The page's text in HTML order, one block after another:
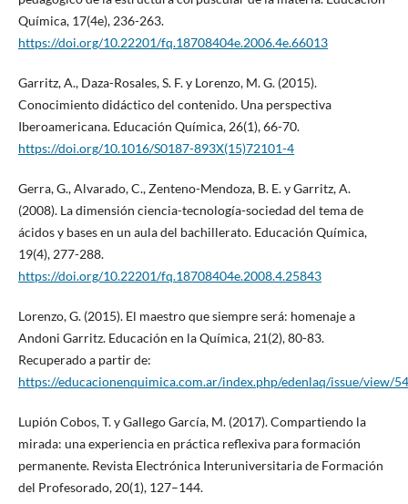
Química, 17(4e), 236-263.
https://doi.org/10.22201/fq.18708404e.2006.4e.66013
Garritz, A., Daza-Rosales, S. F. y Lorenzo, M. G. (2015).
Conocimiento didáctico del contenido. Una perspectiva
Iberoamericana. Educación Química, 26(1), 66-70.
https://doi.org/10.1016/S0187-893X(15)72101-4
Gerra, G., Alvarado, C., Zenteno-Mendoza, B. E. y Garritz, A.
(2008). La dimensión ciencia-tecnología-sociedad del tema de
ácidos y bases en un aula del bachillerato. Educación Química,
19(4), 277-288.
https://doi.org/10.22201/fq.18708404e.2008.4.25843
Lorenzo, G. (2015). El maestro que siempre será: homenaje a
Andoni Garritz. Educación en la Química, 21(2), 80-83.
Recuperado a partir de:
https://educacionenquimica.com.ar/index.php/edenlaq/issue/view/54
Lupión Cobos, T. y Gallego García, M. (2017). Compartiendo la
mirada: una experiencia en práctica reflexiva para formación
permanente. Revista Electrónica Interuniversitaria de Formación
del Profesorado, 20(1), 127–144.